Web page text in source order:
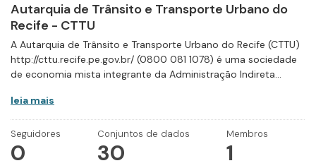
Autarquia de Trânsito e Transporte Urbano do
Recife - CTTU
A Autarquia de Trânsito e Transporte Urbano do Recife (CTTU)
http://cttu.recife.pe.gov.br/ (0800 081 1078) é uma sociedade
de economia mista integrante da Administração Indireta...
leia mais
Seguidores
0
Conjuntos de dados
30
Membros
1